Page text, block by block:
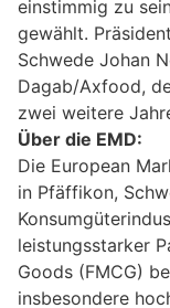
einstimmig zu
gewählt.
Schwede Johan
Dagab/Axfood,
zwei weitere
Über die EMD:
Die European
in Pfäffikon,
leistungsstarker
Goods (FMCG)
insbesondere